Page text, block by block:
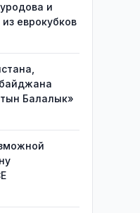
и
еврокубков
Балалык»